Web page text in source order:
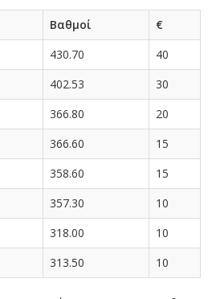
Βαθμοί
€
430.70
40
402.53
30
366.80
20
366.60
15
358.60
15
357.30
10
318.00
10
313.50 10